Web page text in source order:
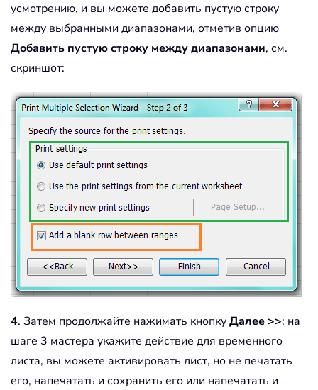
усмотрению, и вы можете добавить пустую строку
между выбранными диапазонами, отметив опцию
Добавить пустую строку между диапазонами, см.
скриншот:
4. Затем продолжайте нажимать кнопкуДалее >>; на
шаге 3 мастера укажите действие для временного
листа, вы можете активировать лист, но не печатать
его, напечатать и сохранить его или напечатать и